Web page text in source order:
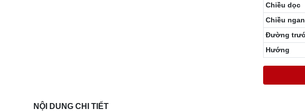
Chiều dọc
Chiều
Đường
Hướng
NỘI DUNG CHI TIẾT